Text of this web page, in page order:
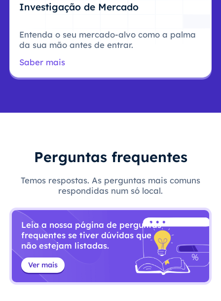
Investigação de Mercado
Entenda o seu mercado-alvo como a palma
da sua mão antes de entrar.
Saber mais
Perguntas frequentes
Temos respostas. As perguntas mais comuns
respondidas num só local.
Leia a nossa página de perguntas
frequentes se tiver dúvidas que
não estejam listadas.
Ver mais